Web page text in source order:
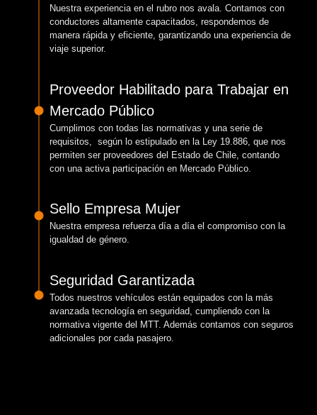
Nuestra experiencia en el rubro nos avala. Contamos con
conductores altamente capacitados, respondemos de
manera rápida y eficiente, garantizando una experiencia de
viaje superior.
Proveedor Habilitado para Trabajar en
Mercado Público
Cumplimos con todas las normativas y una serie de
requisitos, según lo estipulado en la Ley 19.886, que nos
permiten ser proveedores del Estado de Chile, contando
con una activa participación en Mercado Público.
Sello Empresa Mujer
Nuestra empresa refuerza día a día el compromiso con la
igualdad de género.
Seguridad Garantizada
Todos nuestros vehículos están equipados con la más
avanzada tecnología en seguridad, cumpliendo con la
normativa vigente del MTT. Además contamos con seguros
adicionales por cada pasajero.